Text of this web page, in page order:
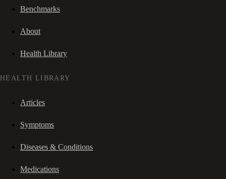
Benchmarks
About
Health Library
HEALTH LIBRARY
Articles
Symptoms
Diseases & Conditions
Medications